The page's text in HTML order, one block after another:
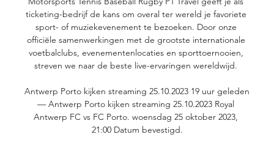
ticketing-bedrijf de kans om overal ter wereld je favoriete
sport- of muziekevenement te bezoeken. Door onze
officiële samenwerkingen met de grootste internationale
voetbalclubs, evenementenlocaties en sporttoernooien,
streven we naar de beste live-ervaringen wereldwijd.
Antwerp Porto kijken streaming 25.10.2023 19 uur geleden
— Antwerp Porto kijken streaming 25.10.2023 Royal
Antwerp FC vs FC Porto. woensdag 25 oktober 2023,
21:00 Datum bevestigd.